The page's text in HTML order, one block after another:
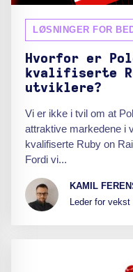
LØSNINGER FOR
Hvorfor er
kvalifiserte
utviklere?
Vi er ikke i tvil om at
attraktive markedene i
kvalifiserte Ruby on
Fordi vi...
KAMIL
Leder for vekst